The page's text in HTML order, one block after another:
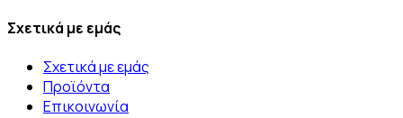
Σχετικά με εμάς
Σχετικά με εμάς
Προϊόντα
Επικοινωνία